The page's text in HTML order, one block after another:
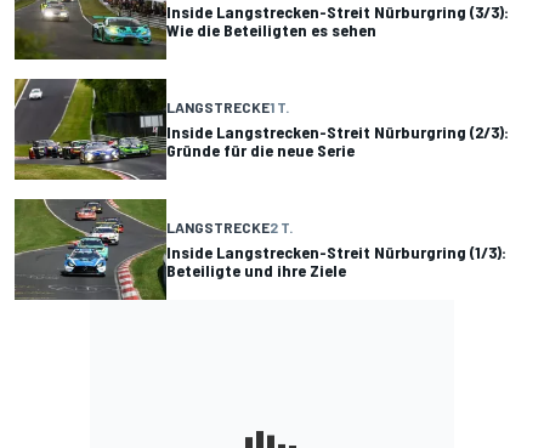
Inside Langstrecken-Streit Nürburgring (3/3):
Wie die Beteiligten es sehen
LANGSTRECKE1 T.
Inside Langstrecken-Streit Nürburgring (2/3):
Gründe für die neue Serie
LANGSTRECKE2 T.
Inside Langstrecken-Streit Nürburgring (1/3):
Beteiligte und ihre Ziele